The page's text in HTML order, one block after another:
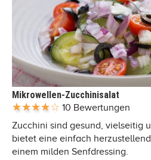
Mikrowellen-Zucchinisalat
10 Bewertungen
Zucchini sind gesund, vielseitig
bietet eine einfach
einem milden Senfdressing.